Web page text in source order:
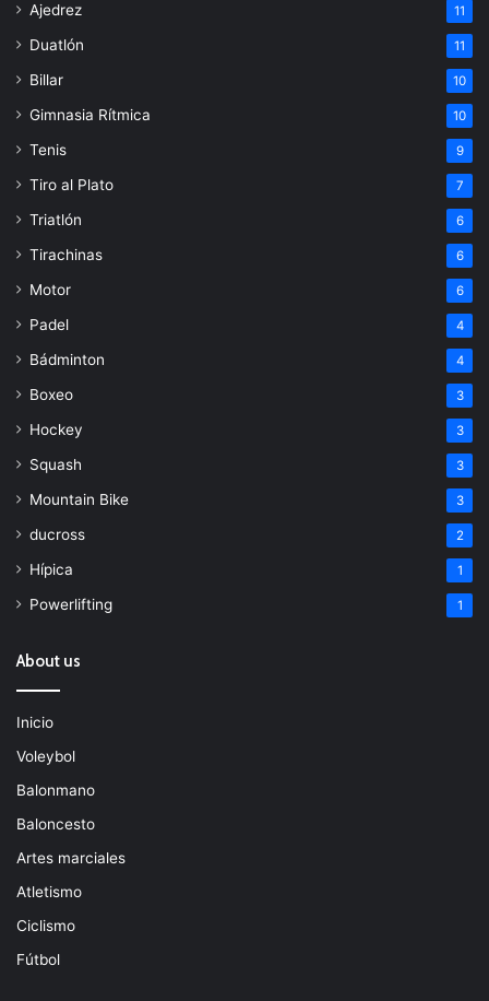
Ajedrez 11
Duatlón 11
Billar 10
Gimnasia Rítmica 10
Tenis 9
Tiro al Plato 7
Triatlón 6
Tirachinas 6
Motor 6
Padel 4
Bádminton 4
Boxeo 3
Hockey 3
Squash 3
Mountain Bike 3
ducross 2
Hípica 1
Powerlifting 1
About us
Inicio
Voleybol
Balonmano
Baloncesto
Artes marciales
Atletismo
Ciclismo
Fútbol